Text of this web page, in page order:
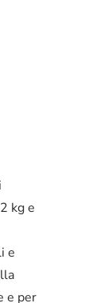
kg e
e
e per